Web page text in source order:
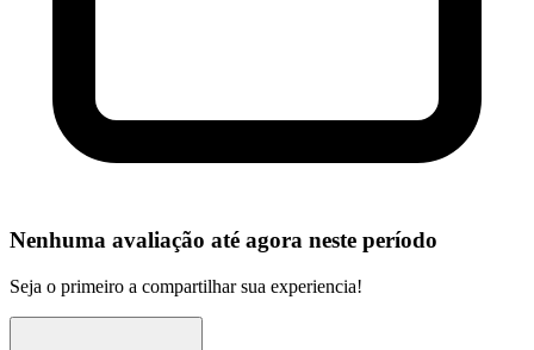
Nenhuma avaliação até agora neste período
Seja o primeiro a compartilhar sua experiencia!